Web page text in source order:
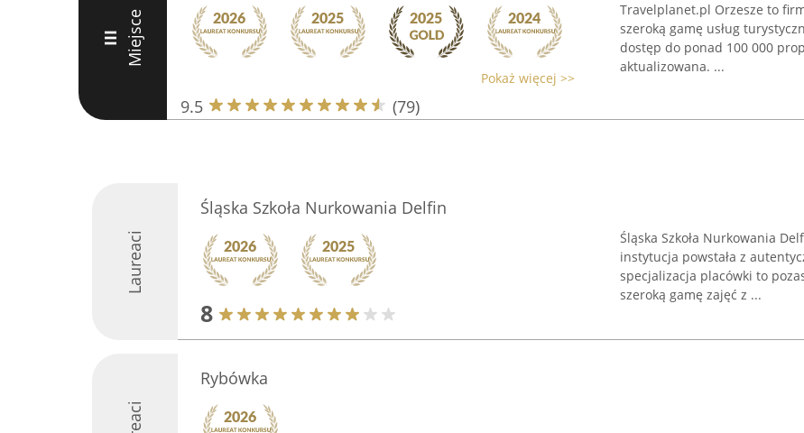
III Miejsce
Pokaż więcej >>
9.5 (79)
Travelplanet.pl Orzesze to
szeroką gamę usług
dostęp do ponad 100 000
aktualizowana. ...
Laureaci
Śląska Szkoła Nurkowania Delfin
8
Śląska Szkoła Nurkowania
instytucja powstała z
specjalizacja placówki to
szeroką gamę zajęć z ...
Rybówka